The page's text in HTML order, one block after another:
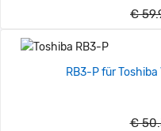
€
RB3-P für Toshiba
€